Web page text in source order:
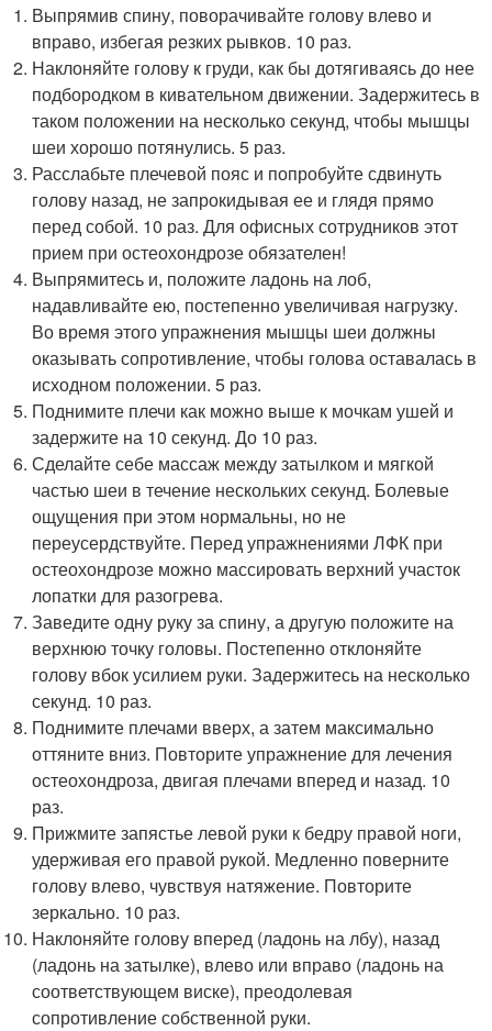
Выпрямив спину, поворачивайте голову влево и
вправо, избегая резких рывков. 10 раз.
Наклоняйте голову к груди, как бы дотягиваясь до нее
подбородком в кивательном движении. Задержитесь в
таком положении на несколько секунд, чтобы мышцы
шеи хорошо потянулись. 5 раз.
Расслабьте плечевой пояс и попробуйте сдвинуть
голову назад, не запрокидывая ее и глядя прямо
перед собой. 10 раз. Для офисных сотрудников этот
прием при остеохондрозе обязателен!
Выпрямитесь и, положите ладонь на лоб,
надавливайте ею, постепенно увеличивая нагрузку.
Во время этого упражнения мышцы шеи должны
оказывать сопротивление, чтобы голова оставалась в
исходном положении. 5 раз.
Поднимите плечи как можно выше к мочкам ушей и
задержите на 10 секунд. До 10 раз.
Сделайте себе массаж между затылком и мягкой
частью шеи в течение нескольких секунд. Болевые
ощущения при этом нормальны, но не
переусердствуйте. Перед упражнениями ЛФК при
остеохондрозе можно массировать верхний участок
лопатки для разогрева.
Заведите одну руку за спину, а другую положите на
верхнюю точку головы. Постепенно отклоняйте
голову вбок усилием руки. Задержитесь на несколько
секунд. 10 раз.
Поднимите плечами вверх, а затем максимально
оттяните вниз. Повторите упражнение для лечения
остеохондроза, двигая плечами вперед и назад. 10
раз.
Прижмите запястье левой руки к бедру правой ноги,
удерживая его правой рукой. Медленно поверните
голову влево, чувствуя натяжение. Повторите
зеркально. 10 раз.
Наклоняйте голову вперед (ладонь на лбу), назад
(ладонь на затылке), влево или вправо (ладонь на
соответствующем виске), преодолевая
сопротивление собственной руки.